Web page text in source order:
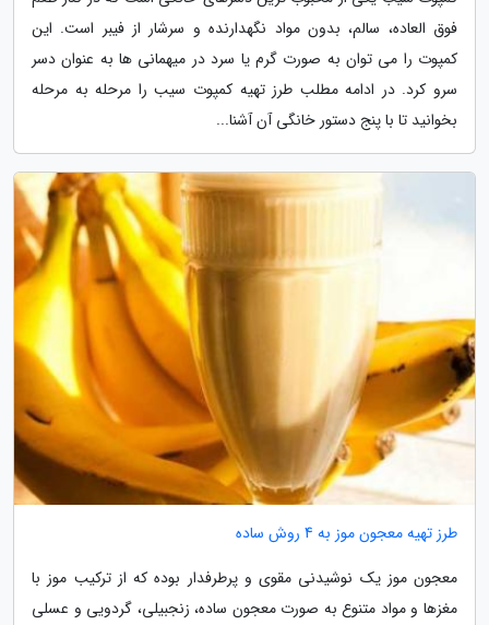
فوق العاده، سالم، بدون مواد نگهدارنده و سرشار از فیبر است. این
کمپوت را می توان به صورت گرم یا سرد در میهمانی ها به عنوان دسر
سرو کرد. در ادامه مطلب طرز تهیه کمپوت سیب را مرحله به مرحله
بخوانید تا با پنج دستور خانگی آن آشنا...
طرز تهیه معجون موز به 4 روش ساده
معجون موز یک نوشیدنی مقوی و پرطرفدار بوده که از ترکیب موز با
مغزها و مواد متنوع به صورت معجون ساده، زنجبیلی، گردویی و عسلی